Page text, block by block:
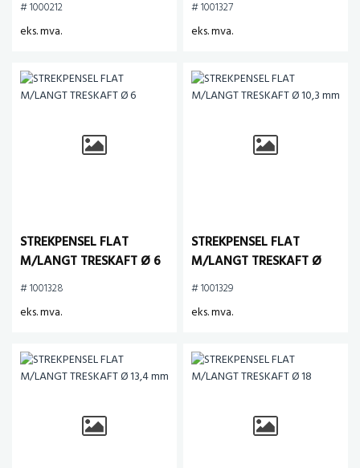
# 1000212
eks. mva.
# 1001327
eks. mva.
STREKPENSEL FLAT
M/LANGT TRESKAFT Ø 6
# 1001328
eks. mva.
STREKPENSEL FLAT
M/LANGT TRESKAFT Ø
10,3 mm
# 1001329
eks. mva.